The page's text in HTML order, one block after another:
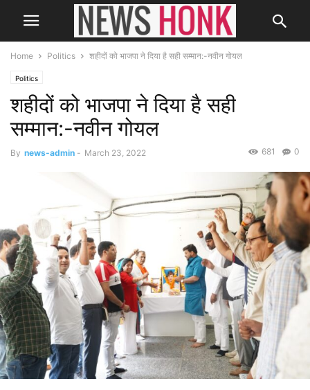
Home Politics शहीदों को भाजपा ने दिया है सही सम्मान:-नवीन गोयल
Politics
शहीदों को भाजपा ने दिया है सही
सम्मान:-नवीन गोयल
By news-admin - March 23, 2022 0
681